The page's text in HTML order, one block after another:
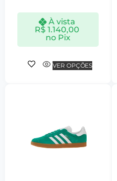
À vista
R$1.140,00
no Pix
VER OPÇÕES